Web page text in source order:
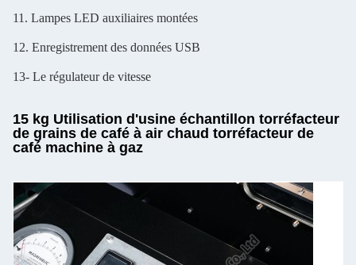
11. Lampes LED auxiliaires montées
12. Enregistrement des données USB
13- Le régulateur de vitesse
15 kg Utilisation d'usine échantillon torréfacteur
de grains de café à air chaud torréfacteur de
café machine à gaz